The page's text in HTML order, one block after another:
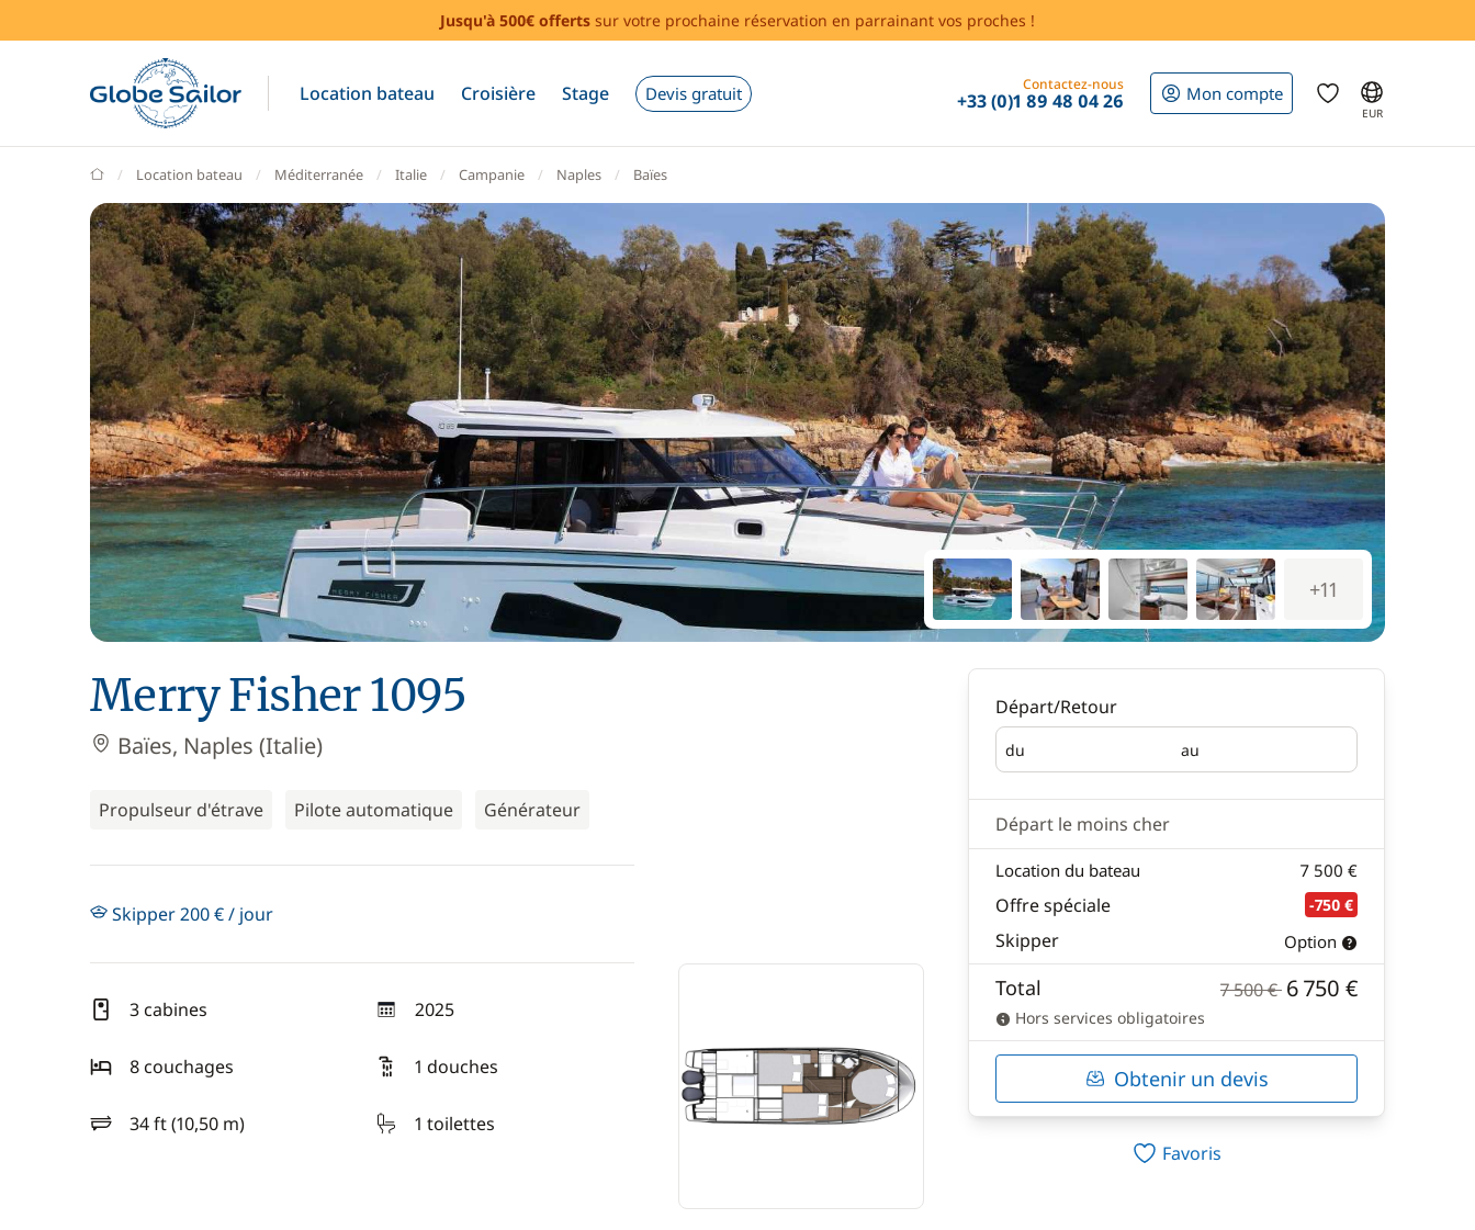
Jusqu'à 500€ offerts sur votre prochaine réservation en parrainant vos proches !
Location bateau Croisière Stage Devis gratuit Contactez-nous
+33 (0)1 89 48 04 26 Mon compte
EUR
GlobeSailor
Location bateau Méditerranée Italie Campanie Naples Baïes
+11
Merry Fisher 1095
Baïes, Naples (Italie)
Propulseur d'étrave Pilote automatique Générateur
Skipper 200 € / jour
3 cabines 2025
année
8 couchages
1 douches
34 ft (10,50 m)
longueur 1 toilettes
Départ/Retour
du
Départ au
Retour
Départ le moins cher
Location du bateau 7 500 €
Offre spéciale -750 €
Skipper Option
Total 7 500 € 6 750 €
Hors services obligatoires
Obtenir un devis
Favoris